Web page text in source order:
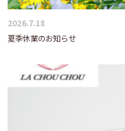
2026.7.18
夏季休業のお知らせ